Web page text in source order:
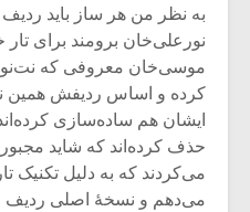
به نظر من هر ساز باید
نورعلی‌خان برومند برای
موسی‌خان معروفی که
کرده و اساس ردیفش همین
ایشان هم ساده‌سازی
حذف کرده‌اند که شاید مجبور
می‌کردند که به دلیل تکنیک
می‌دهم و نسخۀ اصلی ردیف